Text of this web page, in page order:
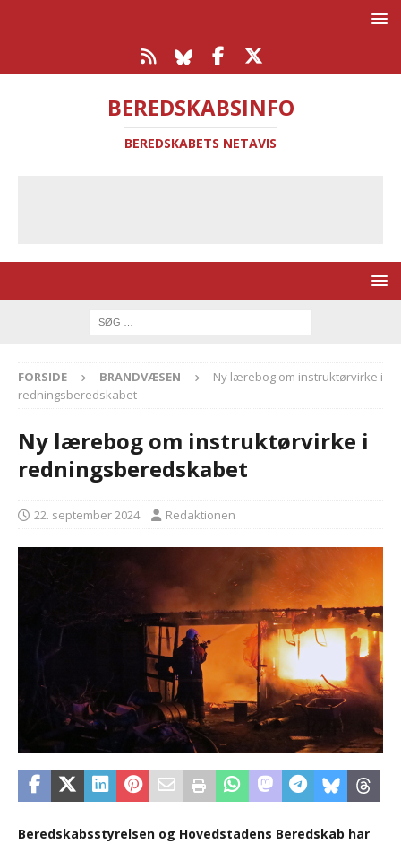
BEREDSKABSINFO
BEREDSKABETS NETAVIS
FORSIDE BRANDVÆSEN
Ny lærebog om instruktørvirke i
redningsberedskabet
Ny lærebog om instruktørvirke i
redningsberedskabet
22. september 2024 Redaktionen
Beredskabsstyrelsen og Hovedstadens Beredskab har